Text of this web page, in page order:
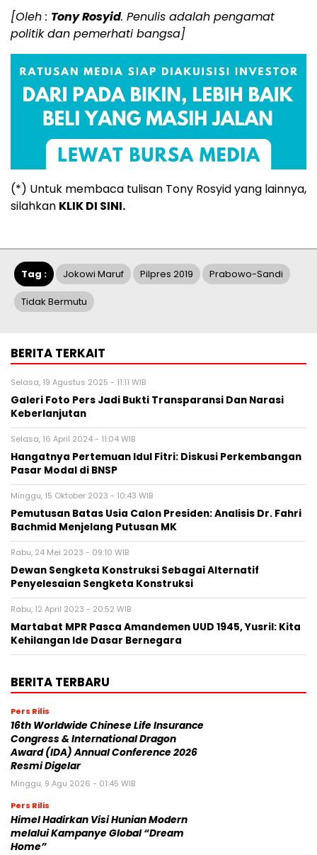
[Oleh : Tony Rosyid. Penulis adalah pengamat
politik dan pemerhati bangsa]
(*) Untuk membaca tulisan Tony Rosyid yang lainnya,
silahkan KLIK DI SINI.
Tag : Jokowi Maruf Pilpres 2019 Prabowo-Sandi
Tidak Bermutu
BERITA TERKAIT
Selasa, 19 Agustus 2025 - 11:11 WIB
Galeri Foto Pers Jadi Bukti Transparansi Dan Narasi
Keberlanjutan
Selasa, 16 April 2024 - 11:04 WIB
Hangatnya Pertemuan Idul Fitri: Diskusi Perkembangan
Pasar Modal di BNSP
Minggu, 15 Oktober 2023 - 10:43 WIB
Pemutusan Batas Usia Calon Presiden: Analisis Dr. Fahri
Bachmid Menjelang Putusan MK
Rabu, 24 Mei 2023 - 09:10 WIB
Dewan Sengketa Konstruksi Sebagai Alternatif
Penyelesaian Sengketa Konstruksi
Rabu, 12 April 2023 - 20:52 WIB
Martabat MPR Pasca Amandemen UUD 1945, Yusril: Kita
Kehilangan Ide Dasar Bernegara
BERITA TERBARU
Pers Rilis
16th Worldwide Chinese Life Insurance
Congress & International Dragon
Award (IDA) Annual Conference 2026
Resmi Digelar
Minggu, 9 Agu 2026 - 01:45 WIB
Pers Rilis
Himel Hadirkan Visi Hunian Modern
melalui Kampanye Global “Dream
Home”